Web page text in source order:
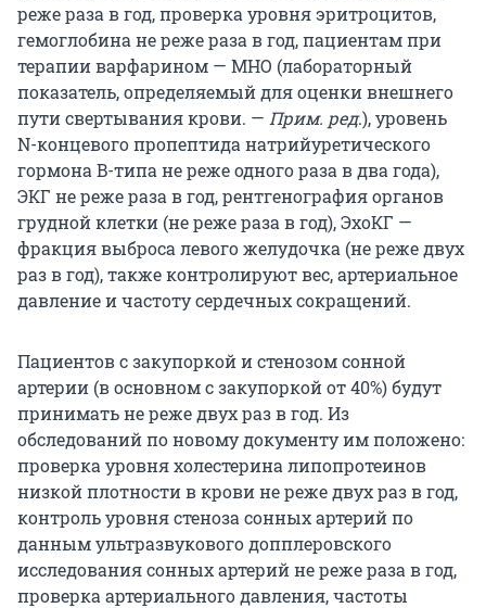
реже раза в год, проверка уровня эритроцитов,
гемоглобина не реже раза в год, пациентам при
терапии варфарином — МНО (лабораторный
показатель, определяемый для оценки внешнего
пути свертывания крови. — Прим. ред.), уровень
N-концевого пропептида натрийуретического
гормона B-типа не реже одного раза в два года),
ЭКГ не реже раза в год, рентгенография органов
грудной клетки (не реже раза в год), ЭхоКГ —
фракция выброса левого желудочка (не реже двух
раз в год), также контролируют вес, артериальное
давление и частоту сердечных сокращений.
Пациентов с закупоркой и стенозом сонной
артерии (в основном с закупоркой от 40%) будут
принимать не реже двух раз в год. Из
обследований по новому документу им положено:
проверка уровня холестерина липопротеинов
низкой плотности в крови не реже двух раз в год,
контроль уровня стеноза сонных артерий по
данным ультразвукового допплеровского
исследования сонных артерий не реже раза в год,
проверка артериального давления, частоты